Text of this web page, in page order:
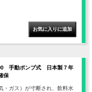
手動ポンプ式 日本製７年
保
・ガス）が寸断され、飲料水